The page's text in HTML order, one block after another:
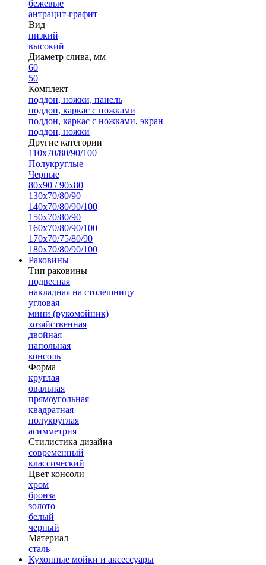
бежевые
антрацит-графит
Вид
низкий
высокий
Диаметр слива, мм
60
50
Комплект
поддон, ножки, панель
поддон, каркас с ножками
поддон, каркас с ножками, экран
поддон, ножки
Другие категории
110х70/80/90/100
Полукруглые
Черные
80х90 / 90х80
130х70/80/90
140х70/80/90/100
150х70/80/90
160х70/80/90/100
170х70/75/80/90
180х70/80/90/100
Раковины
Тип раковины
подвесная
накладная на столешницу
угловая
мини (рукомойник)
хозяйственная
двойная
напольная
консоль
Форма
круглая
овальная
прямоугольная
квадратная
полукруглая
асимметрия
Стилистика дизайна
современный
классический
Цвет консоли
хром
бронза
золото
белый
черный
Материал
сталь
Кухонные мойки и аксессуары